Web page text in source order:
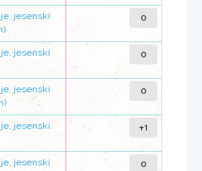
jesenski
0
jesenski
0
jesenski
0
jesenski
+1
jesenski
0